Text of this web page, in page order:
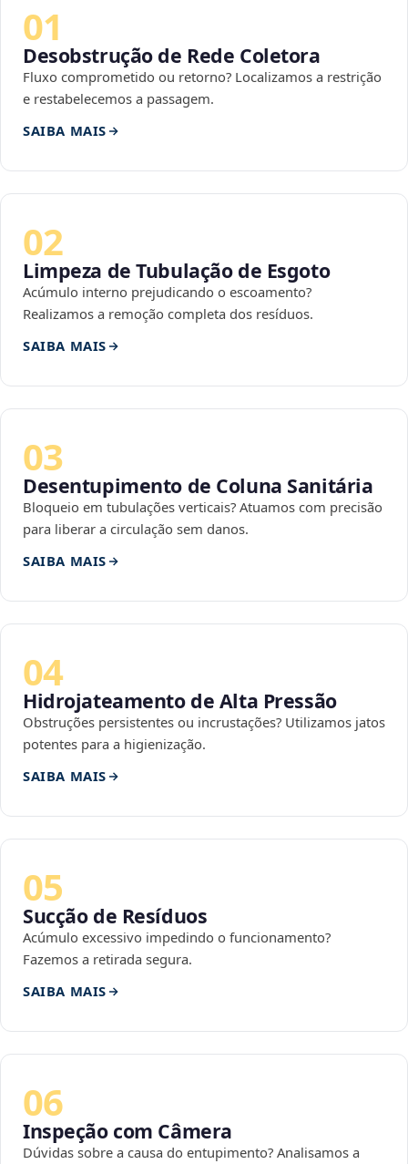
01
Desobstrução de Rede Coletora
Fluxo comprometido ou retorno? Localizamos a restrição
e restabelecemos a passagem.
SAIBA MAIS
02
Limpeza de Tubulação de Esgoto
Acúmulo interno prejudicando o escoamento?
Realizamos a remoção completa dos resíduos.
SAIBA MAIS
03
Desentupimento de Coluna Sanitária
Bloqueio em tubulações verticais? Atuamos com precisão
para liberar a circulação sem danos.
SAIBA MAIS
04
Hidrojateamento de Alta Pressão
Obstruções persistentes ou incrustações? Utilizamos jatos
potentes para a higienização.
SAIBA MAIS
05
Sucção de Resíduos
Acúmulo excessivo impedindo o funcionamento?
Fazemos a retirada segura.
SAIBA MAIS
06
Inspeção com Câmera
Dúvidas sobre a causa do entupimento? Analisamos a